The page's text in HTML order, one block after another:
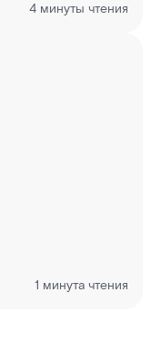
4 минуты чтения
1 минута чтения